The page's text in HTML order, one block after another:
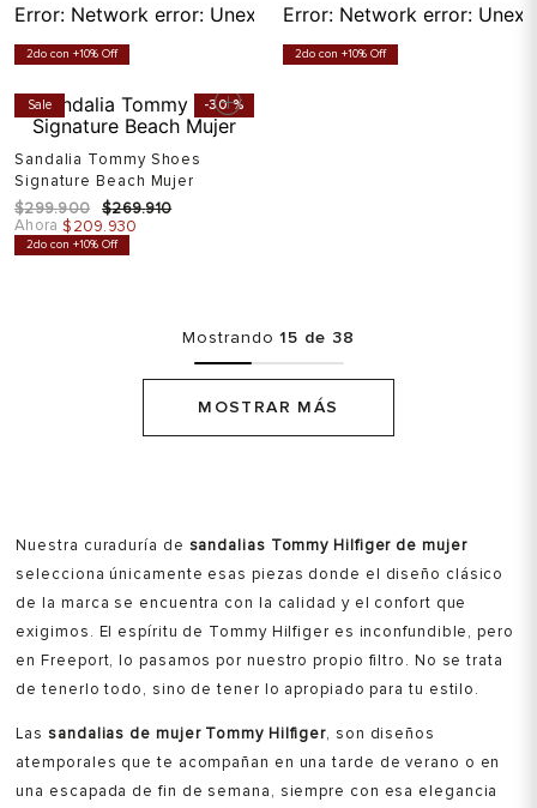
Error: Network error: Unexpected token T in JSON at
2do con +10% Off
Error: Network error:
2do con +10% Off
Sale -30 %
Sandalia Tommy Shoes
Signature Beach Mujer
$299.900 $269.910
Ahora $209.930
2do con +10% Off
Mostrando15 de 38
MOSTRAR MÁS
Nuestra curaduría de sandalias Tommy Hilfiger de mujer
selecciona únicamente esas piezas donde el diseño clásico
de la marca se encuentra con la calidad y el confort que
exigimos. El espíritu de Tommy Hilfiger es inconfundible, pero
en Freeport, lo pasamos por nuestro propio filtro. No se trata
de tenerlo todo, sino de tener lo apropiado para tu estilo.
Lassandalias de mujer Tommy Hilfiger, son diseños
atemporales que te acompañan en una tarde de verano o en
una escapada de fin de semana, siempre con esa elegancia